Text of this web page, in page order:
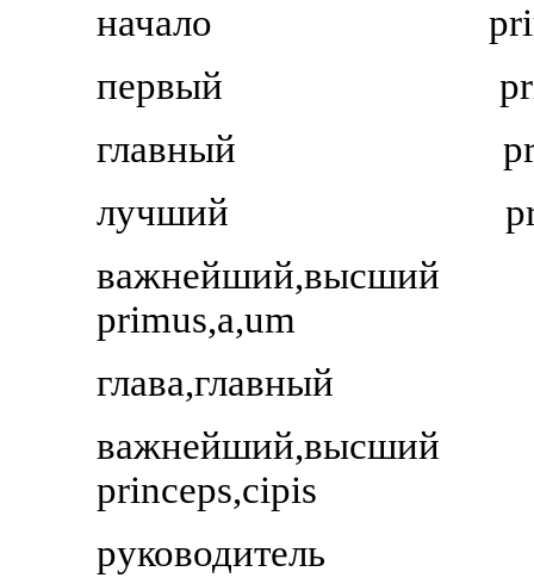
начало
первый
главный
лучший
важнейший,высший
primus,a,um
глава,главный
важнейший,высший
princeps,cipis
руководитель